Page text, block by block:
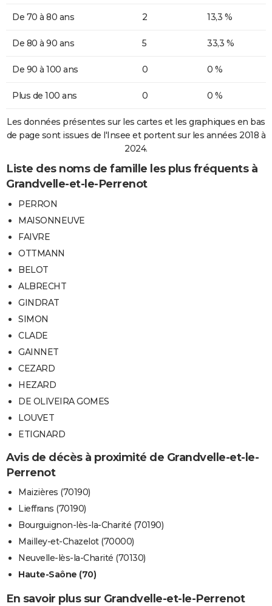
De 70 à 80 ans 2 13,3 %
De 80 à 90 ans 5 33,3 %
De 90 à 100 ans 0 0 %
Plus de 100 ans 0 0 %
Les données présentes sur les cartes et les graphiques en bas
de page sont issues de l'Insee et portent sur les années 2018 à
2024.
Liste des noms de famille les plus fréquents à
Grandvelle-et-le-Perrenot
PERRON
MAISONNEUVE
FAIVRE
OTTMANN
BELOT
ALBRECHT
GINDRAT
SIMON
CLADE
GAINNET
CEZARD
HEZARD
DE OLIVEIRA GOMES
LOUVET
ETIGNARD
Avis de décès à proximité de Grandvelle-et-le-
Perrenot
Maizières (70190)
Lieffrans (70190)
Bourguignon-lès-la-Charité (70190)
Mailley-et-Chazelot (70000)
Neuvelle-lès-la-Charité (70130)
Haute-Saône (70)
En savoir plus sur Grandvelle-et-le-Perrenot